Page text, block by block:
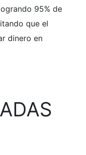
95% de
que el
dinero en